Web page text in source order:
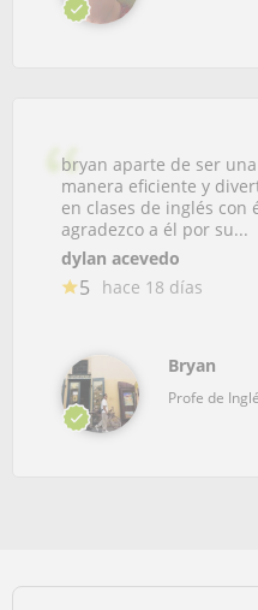
bryan aparte de ser
manera eficiente y
en clases de inglés con
agradezco a él por su...
dylan acevedo
5 hace 18 días
Bryan
Profe de